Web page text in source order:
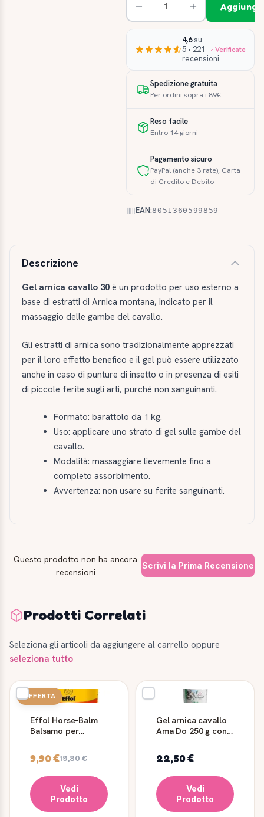
4,6su
5 • 221
recensioni
Verificate
Spedizione gratuita
Per ordini sopra i 89€
Reso facile
Entro 14 giorni
Pagamento sicuro
PayPal (anche 3 rate), Carta
di Credito e Debito
EAN:8051360599859
Descrizione
Gel arnica cavallo 30 è un prodotto per uso esterno a
base di estratti di Arnica montana, indicato per il
massaggio delle gambe del cavallo.
Gli estratti di arnica sono tradizionalmente apprezzati
per il loro effetto benefico e il gel può essere utilizzato
anche in caso di punture di insetto o in presenza di esiti
di piccole ferite sugli arti, purché non sanguinanti.
Formato: barattolo da 1 kg.
Uso: applicare uno strato di gel sulle gambe del
cavallo.
Modalità: massaggiare lievemente fino a
completo assorbimento.
Avvertenza: non usare su ferite sanguinanti.
Questo prodotto non ha ancora
recensioni
Scrivi la Prima Recensione
Prodotti Correlati
Seleziona gli articoli da aggiungere al carrello oppure
seleziona tutto
OFFERTA
Effol Horse-Balm
Balsamo per
9,90 €19,80 €
Vedi
Prodotto
Gel arnica cavallo
Ama Do 250 g con
22,50 €
Vedi
Prodotto